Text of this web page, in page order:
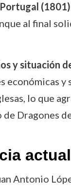
(1801)
al final
y situación
económicas y
lo que
Dragones
actual
Antonio